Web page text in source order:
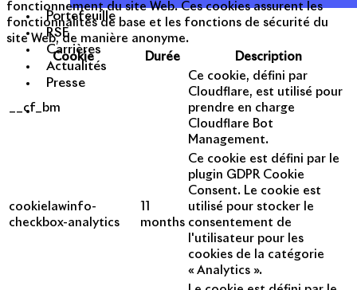
Portefeuille
RSE
Carrières
Actualités
Presse
fonctionnement du site Web. Ces cookies assurent les
fonctionnalités de base et les fonctions de sécurité du
site Web, de manière anonyme.
Cookie
Durée Description
__cf_bm
Ce cookie, défini par
Cloudflare, est utilisé pour
prendre en charge
Cloudflare Bot
Management.
cookielawinfo-
checkbox-analytics
months
Ce cookie est défini par le
plugin GDPR Cookie
Consent. Le cookie est
utilisé pour stocker le
consentement de
l'utilisateur pour les
cookies de la catégorie
« Analytics ».